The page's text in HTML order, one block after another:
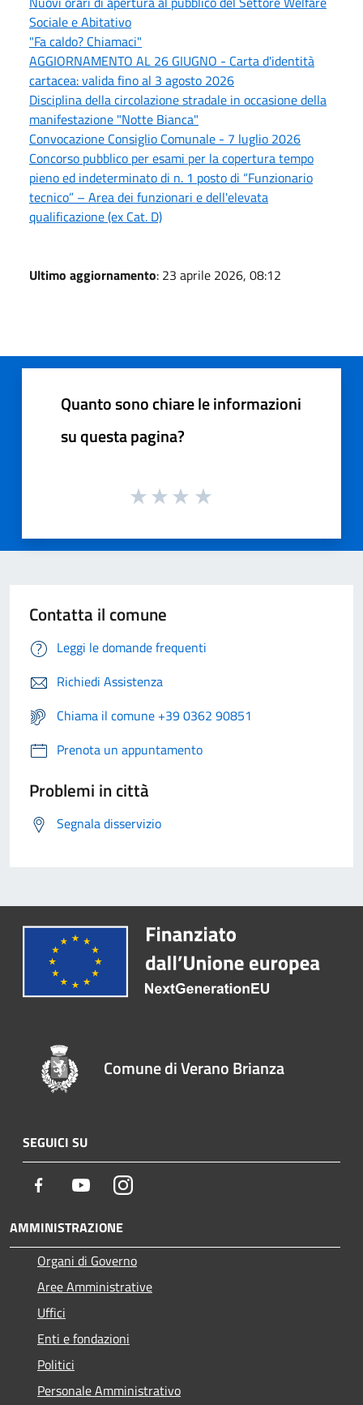
Sociale e Abitativo
"Fa caldo? Chiamaci"
AGGIORNAMENTO AL 26 GIUGNO - Carta d'identità
cartacea: valida fino al 3 agosto 2026
Disciplina della circolazione stradale in occasione della
manifestazione "Notte Bianca"
Convocazione Consiglio Comunale - 7 luglio 2026
Concorso pubblico per esami per la copertura tempo
pieno ed indeterminato di n. 1 posto di “Funzionario
tecnico” – Area dei funzionari e dell'elevata
qualificazione (ex Cat. D)
Ultimo aggiornamento: 23 aprile 2026, 08:12
Quanto sono chiare le informazioni
su questa pagina?
Contatta il comune
Leggi le domande frequenti
Richiedi Assistenza
Chiama il comune +39 0362 90851
Prenota un appuntamento
Problemi in città
Segnala disservizio
Comune di Verano Brianza
SEGUICI SU
Facebook YoutubeInstagram
AMMINISTRAZIONE
Organi di Governo
Aree Amministrative
Uffici
Enti e fondazioni
Politici
Personale Amministrativo